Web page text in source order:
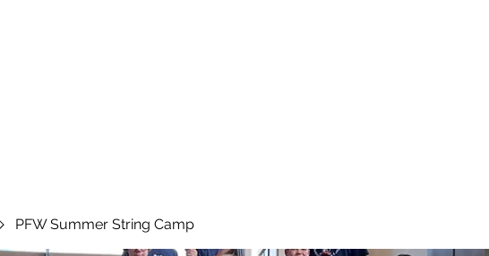
PFW Summer String Camp